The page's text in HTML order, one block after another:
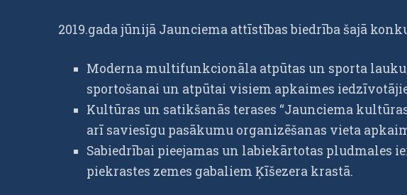
2019.gada jūnijā Jaunciema attīstības biedrība šajā
Moderna multifunkcionāla atpūtas un sporta
sportošanai un atpūtai visiem apkaimes
Kultūras un satikšanās terases “Jaunciema
arī saviesīgu pasākumu organizēšanas vieta
Sabiedrībai pieejamas un labiekārtotas
piekrastes zemes gabaliem Ķīšezera krastā.